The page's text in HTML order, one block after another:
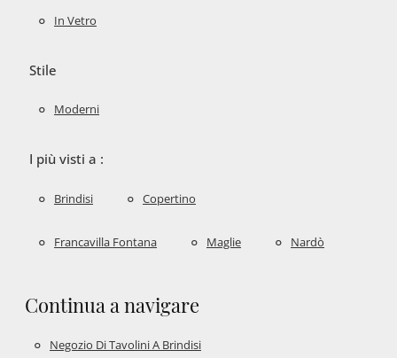
In Vetro
Stile
Moderni
I più visti a :
Brindisi Copertino
Francavilla Fontana Maglie Nardò
Continua a navigare
Negozio Di Tavolini A Brindisi